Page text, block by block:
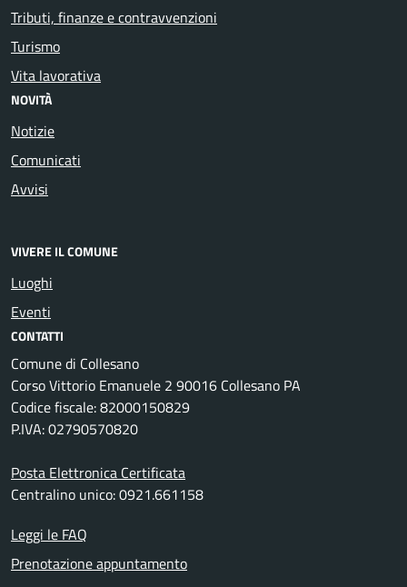
Tributi, finanze e contravvenzioni
Turismo
Vita lavorativa
NOVITÀ
Notizie
Comunicati
Avvisi
VIVERE IL COMUNE
Luoghi
Eventi
CONTATTI
Comune di Collesano
Corso Vittorio Emanuele 2 90016 Collesano PA
Codice fiscale: 82000150829
P.IVA: 02790570820
Posta Elettronica Certificata
Centralino unico: 0921.661158
Leggi le FAQ
Prenotazione appuntamento